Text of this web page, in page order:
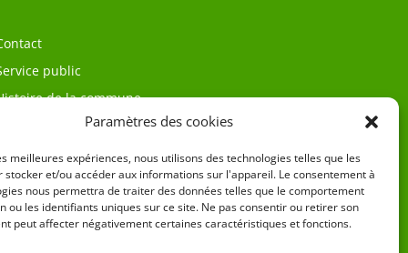
Paramètres des cookies
meilleures expériences, nous utilisons des technologies telles que les
stocker et/ou accéder aux informations sur l'appareil. Le consentement à
nous permettra de traiter des données telles que le comportement
ou les identifiants uniques sur ce site. Ne pas consentir ou retirer son
peut affecter négativement certaines caractéristiques et fonctions.
public
de la commune